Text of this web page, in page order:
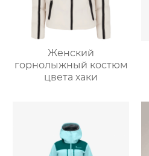
Женский
горнолыжный костюм
цвета хаки